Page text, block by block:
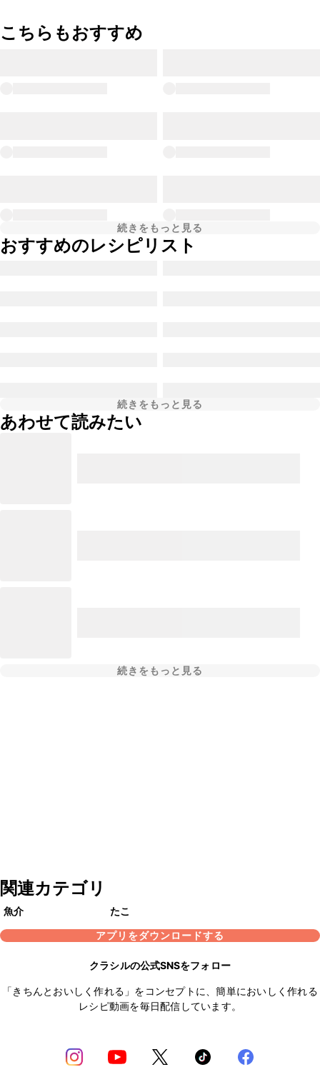
こちらもおすすめ
続きをもっと見る
おすすめのレシピリスト
続きをもっと見る
あわせて読みたい
続きをもっと見る
関連カテゴリ
魚介
たこ
アプリをダウンロードする
クラシルの公式SNSをフォロー
「きちんとおいしく作れる」をコンセプトに、簡単においしく作れる
レシピ動画を毎日配信しています。